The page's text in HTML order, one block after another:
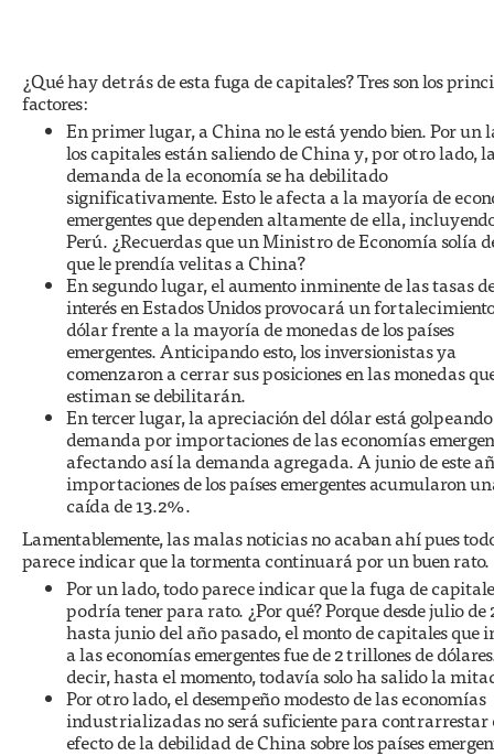
¿Qué hay detrás de esta fuga de capitales? Tres son los
factores:
En primer lugar, a China no le está yendo bien. Por un
los capitales están saliendo de China y, por otro lado,
demanda de la economía se ha debilitado
significativamente. Esto le afecta a la mayoría de
emergentes que dependen altamente de ella,
Perú. ¿Recuerdas que un Ministro de Economía solía
que le prendía velitas a China?
En segundo lugar, el aumento inminente de las tasas
interés en Estados Unidos provocará un
dólar frente a la mayoría de monedas de los países
emergentes. Anticipando esto, los inversionistas ya
comenzaron a cerrar sus posiciones en las monedas
estiman se debilitarán.
En tercer lugar, la apreciación del dólar está
demanda por importaciones de las economías
afectando así la demanda agregada. A junio de este
importaciones de los países emergentes acumularon
caída de 13.2%.
Lamentablemente, las malas noticias no acaban ahí pues
parece indicar que la tormenta continuará por un buen rato.
Por un lado, todo parece indicar que la fuga de
podría tener para rato. ¿Por qué? Porque desde julio
hasta junio del año pasado, el monto de capitales que
a las economías emergentes fue de 2 trillones de
decir, hasta el momento, todavía solo ha salido la
Por otro lado, el desempeño modesto de las economías
industrializadas no será suficiente para contrarrestar
efecto de la debilidad de China sobre los países